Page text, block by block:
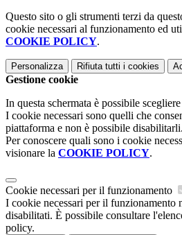
Questo sito o gli strumenti terzi da
cookie necessari al funzionamento ed
COOKIE POLICY.
Personalizza Rifiuta tutti i cookies
Gestione cookie
In questa schermata è possibile
I cookie necessari sono quelli che
piattaforma e non è possibile disabilitarli.
Per conoscere quali sono i cookie
visionare la COOKIE POLICY.
Cookie necessari per il funzionamento
I cookie necessari per il funzionamento
disabilitati. È possibile consultare
policy.